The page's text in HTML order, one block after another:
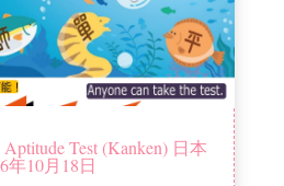
Aptitude Test (Kanken) 日本
年10月18日